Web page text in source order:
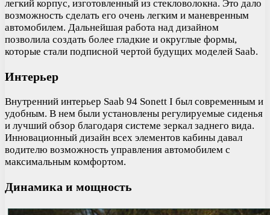
легкий корпус, изготовленный из стекловолокна. Это дало
возможность сделать его очень легким и маневренным
автомобилем. Дальнейшая работа над дизайном
позволила создать более гладкие и округлые формы,
которые стали подписной чертой будущих моделей Saab.
Интерьер
Внутренний интерьер Saab 94 Sonett I был современным и
удобным. В нем были установлены регулируемые сиденья
и лучший обзор благодаря системе зеркал заднего вида.
Инновационный дизайн всех элементов кабины давал
водителю возможность управления автомобилем с
максимальным комфортом.
Динамика и мощность